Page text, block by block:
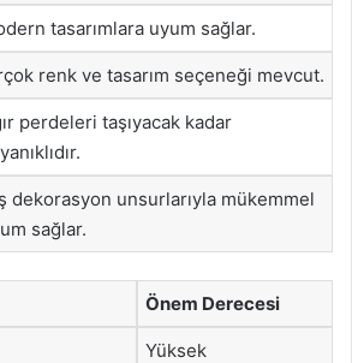
tasarımlara uyum sağlar.
renk ve tasarım seçeneği mevcut.
perdeleri taşıyacak kadar
dekorasyon unsurlarıyla mükemmel
sağlar.
Önem Derecesi
Yüksek